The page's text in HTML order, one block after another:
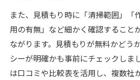
また、見積もり時に「清掃範囲」「
用の有無」など細かく確認すること
ながります。見積もりが無料かどう
シーが明確かも事前にチェックしま
は口コミや比較表を活用し、複数社